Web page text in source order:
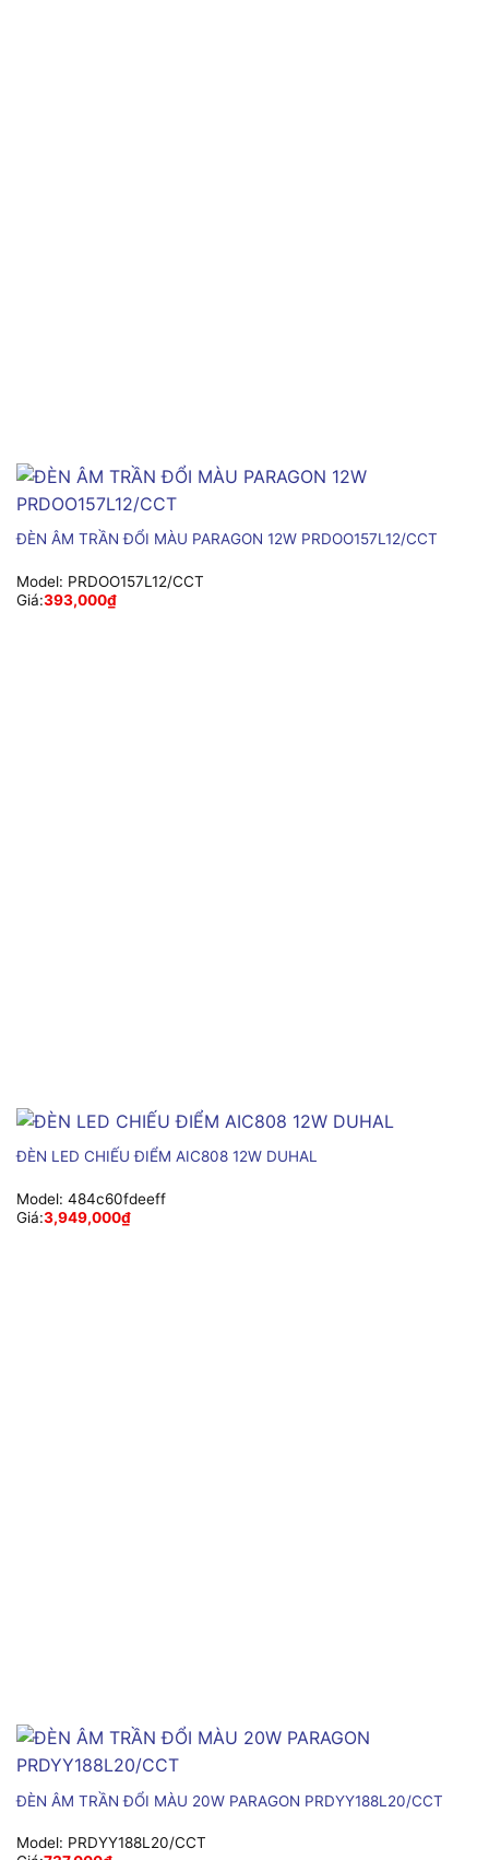
ĐÈN ÂM TRẦN ĐỔI MÀU PARAGON 12W PRDOO157L12/CCT
Model: PRDOO157L12/CCT
Giá:393,000₫
ĐÈN LED CHIẾU ĐIỂM AIC808 12W DUHAL
Model: 484c60fdeeff
Giá:3,949,000₫
ĐÈN ÂM TRẦN ĐỔI MÀU 20W PARAGON PRDYY188L20/CCT
Model: PRDYY188L20/CCT